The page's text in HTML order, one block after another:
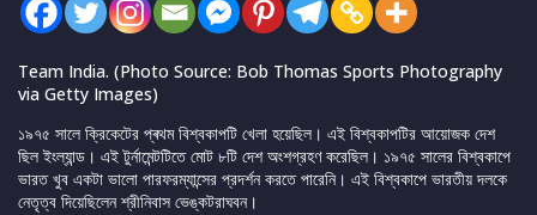
Team India. (Photo Source: Bob Thomas Sports Photography
via Getty Images)
১৯৭৫ সালে ক্রিকেটের প্ৰথম বিশ্বকাপটি খেলা হয়েছিল। এই বিশ্বকাপটির আয়োজক দেশ
ছিল ইংল্যান্ড। এই টুর্নামেন্টটিতে মোট ৮টি দেশ অংশগ্রহণ করেছিল। ১৯৭৫ সালের বিশ্বকাপে
ভারত খুব একটা ভালো পারফরম্যান্সের প্রদর্শন করতে পারেনি। এই বিশ্বকাপে ভারতীয় দলকে
নেতৃত্ব দিয়েছিলেন শ্রীনিবাস ভেঙ্কটরাঘবন।